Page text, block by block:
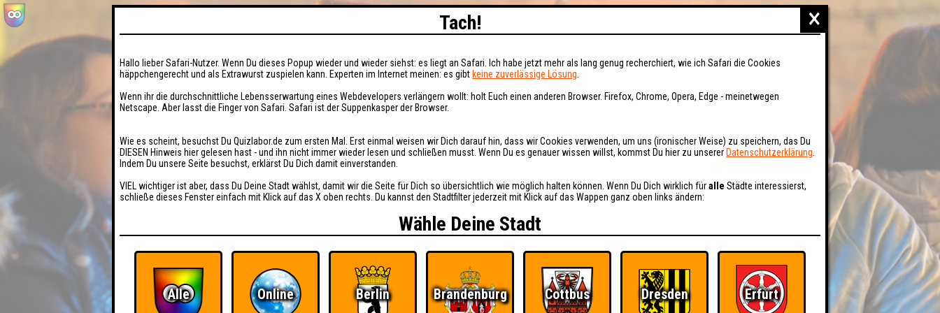
×
Tach!
Hallo lieber Safari-Nutzer. Wenn Du dieses Popup wieder und wieder siehst: es liegt an Safari. Ich habe jetzt mehr als lang genug recherchiert, wie ich Safari die Cookies
häppchengerecht und als Extrawurst zuspielen kann. Experten im Internet meinen: es gibt keine zuverlässige Lösung
Wenn ihr die durchschnittliche Lebensserwartung eines Webdevelopers verlängern wollt: holt Euch einen anderen Browser. Firefox, Chrome, Opera, Edge - meinetwegen
Netscape. Aber lasst die Finger von Safari. Safari ist der Suppenkasper der Browser.
Wie es scheint, besuchst Du Quizlabor.de zum ersten Mal. Erst einmal weisen wir Dich darauf hin, dass wir Cookies verwenden, um uns (ironischer Weise) zu speichern, das Du
DIESEN Hinweis hier gelesen hast - und ihn nicht immer wieder lesen und schließen musst. Wenn Du es genauer wissen willst, kommst Du hier zu unserer Datenschutzerklärung
Indem Du unsere Seite besuchst, erklärst Du Dich damit einverstanden.
VIEL wichtiger ist aber, dass Du Deine Stadt wählst, damit wir die Seite für Dich so übersichtlich wie möglich halten können. Wenn Du Dich wirklich füralle Städte interessierst,
schließe dieses Fenster einfach mit Klick auf das X oben rechts. Du kannst den Stadtfilter jederzeit mit Klick auf das Wappen ganz oben links ändern:
Wähle Deine Stadt
Alle Online Berlin Brandenburg Cottbus Dresden Erfurt